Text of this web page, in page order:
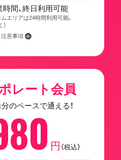
時間、終日利用可能
エリアは24時間利用可能。
注意事項
レート会員
のペースで通える！
円 （税込）